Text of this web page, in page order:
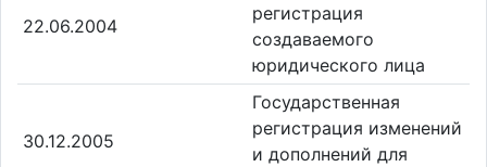
22.06.2004
регистрация
создаваемого
юридического лица
30.12.2005
Государственная
регистрация изменений
и дополнений для